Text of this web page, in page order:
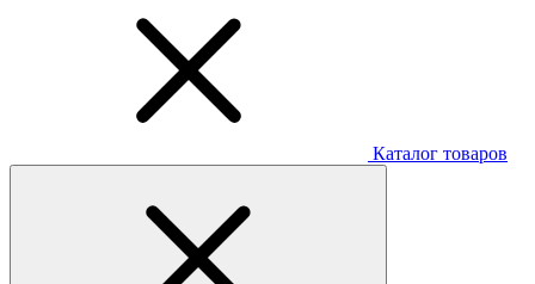
Каталог товаров